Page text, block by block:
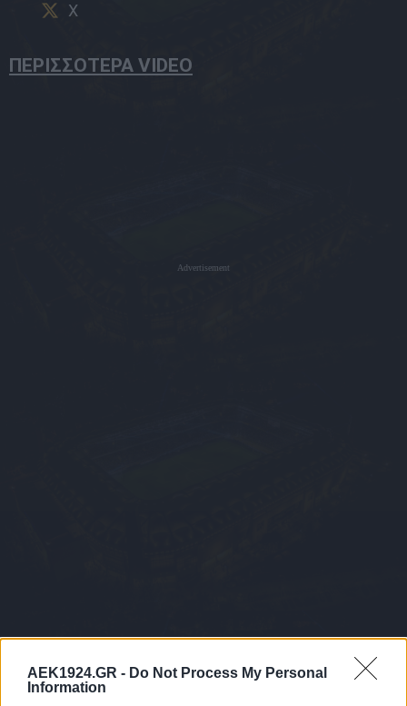
AEK1924.GR - Do Not Process My Personal
Information
X
ΠΕΡΙΣΣΟΤΕΡΑ VIDEO
Advertisement